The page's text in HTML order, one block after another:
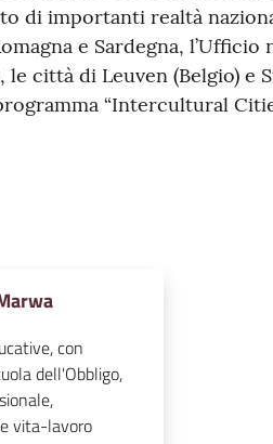
di importanti realtà
e Sardegna, l’Ufficio
città di Leuven (Belgio) e
“Intercultural
con
dell'Obbligo,
vita-lavoro